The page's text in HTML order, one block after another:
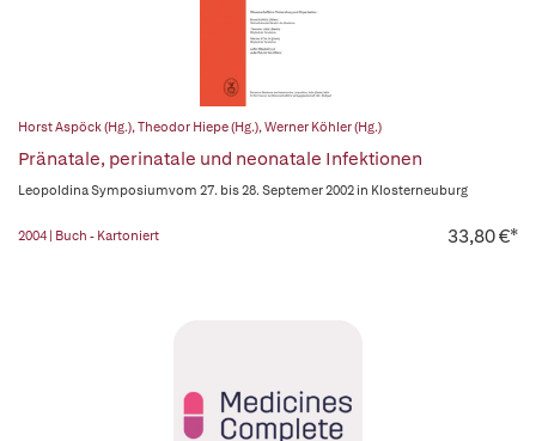
Horst Aspöck (Hg.),Theodor Hiepe (Hg.),Werner Köhler (Hg.)
Pränatale, perinatale und neonatale Infektionen
Leopoldina Symposiumvom 27. bis 28. Septemer 2002 in Klosterneuburg
2004 | Buch - Kartoniert 33,80 €*